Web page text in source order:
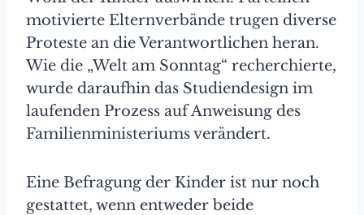
motivierte Elternverbände trugen diverse
Proteste an die Verantwortlichen heran.
Wie die „Welt am Sonntag“ recherchierte,
wurde daraufhin das Studiendesign im
laufenden Prozess auf Anweisung des
Familienministeriums verändert.
Eine Befragung der Kinder ist nur noch
gestattet, wenn entweder beide